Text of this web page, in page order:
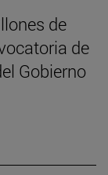
de
de
Gobierno